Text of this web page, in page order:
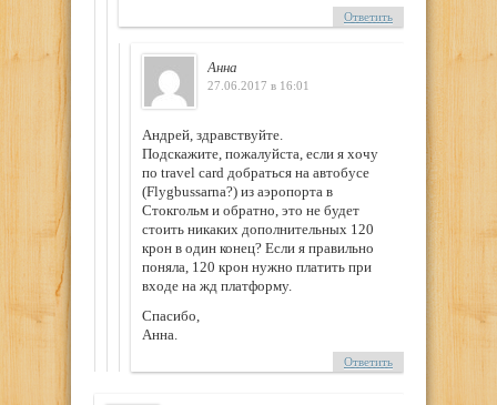
Ответить
Анна
27.06.2017 в 16:01
Андрей, здравствуйте.
Подскажите, пожалуйста, если я хочу
по travel card добраться на автобусе
(Flygbussarna?) из аэропорта в
Стокгольм и обратно, это не будет
стоить никаких дополнительных 120
крон в один конец? Если я правильно
поняла, 120 крон нужно платить при
входе на жд платформу.
Спасибо,
Анна.
Ответить